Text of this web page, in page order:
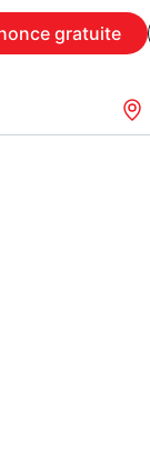
gratuite